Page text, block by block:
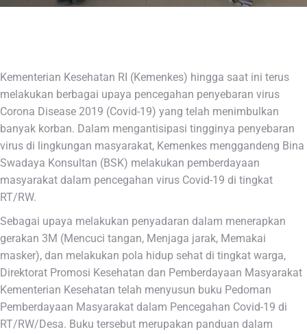
Kementerian Kesehatan RI (Kemenkes) hingga saat ini terus
melakukan berbagai upaya pencegahan penyebaran virus
Corona Disease 2019 (Covid-19) yang telah menimbulkan
banyak korban. Dalam mengantisipasi tingginya penyebaran
virus di lingkungan masyarakat, Kemenkes menggandeng Bina
Swadaya Konsultan (BSK) melakukan pemberdayaan
masyarakat dalam pencegahan virus Covid-19 di tingkat
RT/RW.
Sebagai upaya melakukan penyadaran dalam menerapkan
gerakan 3M (Mencuci tangan, Menjaga jarak, Memakai
masker), dan melakukan pola hidup sehat di tingkat warga,
Direktorat Promosi Kesehatan dan Pemberdayaan Masyarakat
Kementerian Kesehatan telah menyusun buku Pedoman
Pemberdayaan Masyarakat dalam Pencegahan Covid-19 di
RT/RW/Desa. Buku tersebut merupakan panduan dalam